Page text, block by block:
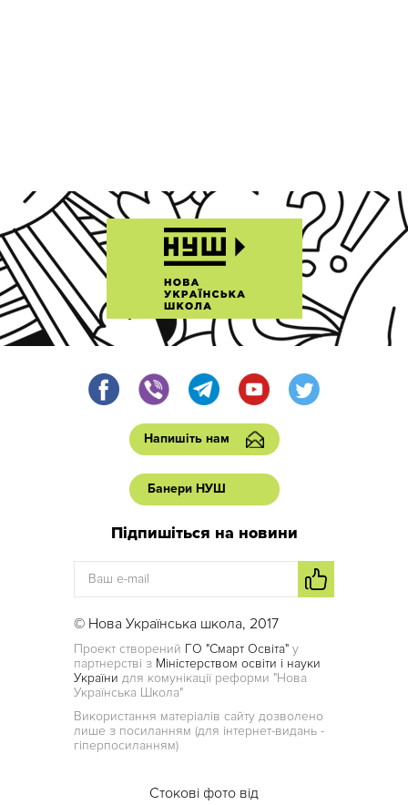
Напишіть нам
Банери НУШ
Підпишіться на новини
© Нова Українська школа, 2017
Проект створений ГО "Смарт Освіта" у
партнерстві з Міністерством освіти і науки
України для комунікації реформи "Нова
Українська Школа"
Використання матеріалів сайту дозволено
лише з посиланням (для інтернет-видань -
гіперпосиланням)
Стокові фото від